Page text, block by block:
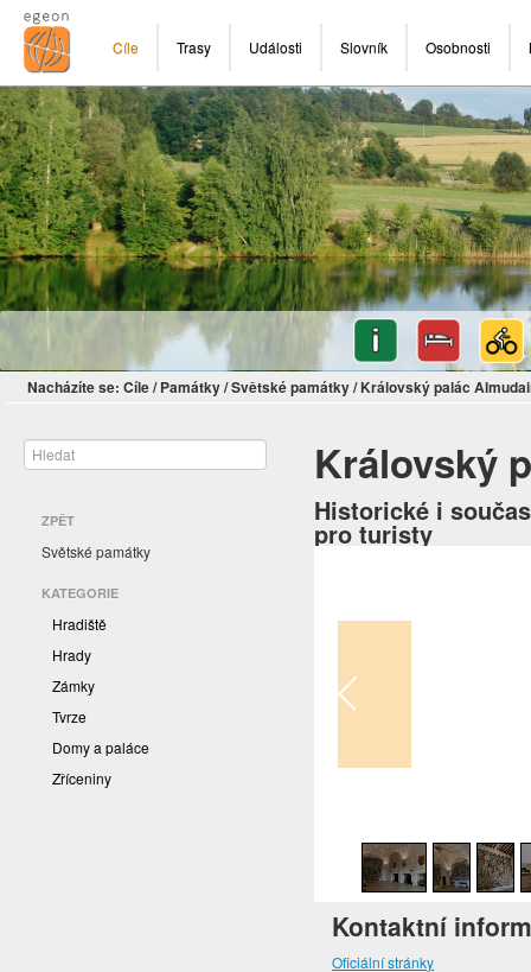
Cíle Trasy Události Slovník Osobnosti
Nacházíte se: Cíle/ Památky/Světské památky/ Královský palác
ZPĚT
Světské památky
KATEGORIE
Hradiště
Hrady
Zámky
Tvrze
Domy a paláce
Zříceniny
Královský
Historické i
pro turisty
Kontaktní
Oficiální stránky